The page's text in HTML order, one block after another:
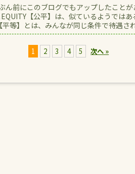
ん前にこのブログでもアップしたことが
【公平】は、似ているようでは
等】とは、みんなが同じ条件で待遇さ
1 2 3 4 5 次へ »